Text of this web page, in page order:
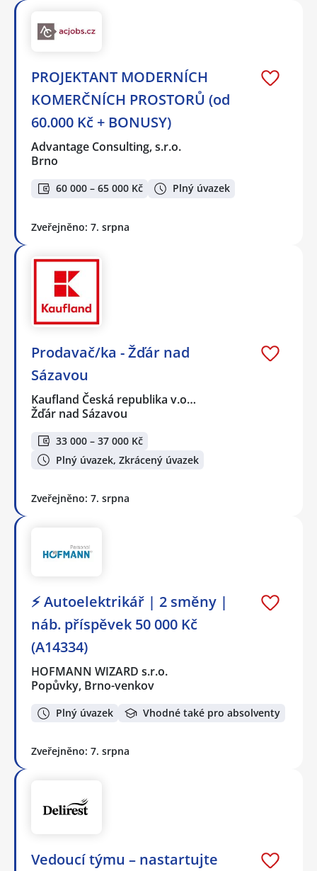
PROJEKTANT MODERNÍCH
KOMERČNÍCH PROSTORŮ (od
60.000 Kč + BONUSY)
Advantage Consulting, s.r.o.
Brno
60 000 – 65 000 Kč Plný úvazek
Zveřejněno: 7. srpna
Prodavač/ka - Žďár nad
Sázavou
Kaufland Česká republika v.o…
Žďár nad Sázavou
33 000 – 37 000 Kč
Plný úvazek, Zkrácený úvazek
Zveřejněno: 7. srpna
⚡ Autoelektrikář | 2 směny |
náb. příspěvek 50 000 Kč
(A14334)
HOFMANN WIZARD s.r.o.
Popůvky, Brno-venkov
Plný úvazek Vhodné také pro absolventy
Zveřejněno: 7. srpna
Vedoucí týmu – nastartujte